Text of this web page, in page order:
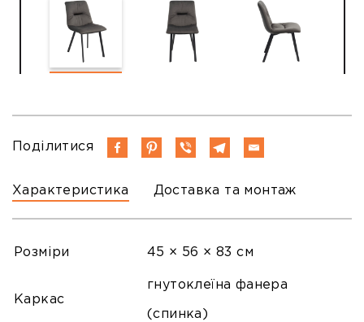
Характеристика Доставка та монтаж
Поділитися
Розміри 45 × 56 × 83 см
Каркас
гнутоклеїна фанера
(спинка)